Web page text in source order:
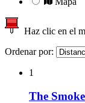
Haz clic en el
Ordenar por:
1
The